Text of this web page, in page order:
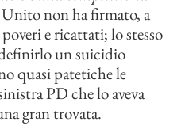
non ha firmato, a
e ricattati; lo stesso
un suicidio
quasi patetiche le
PD che lo aveva
gran trovata.